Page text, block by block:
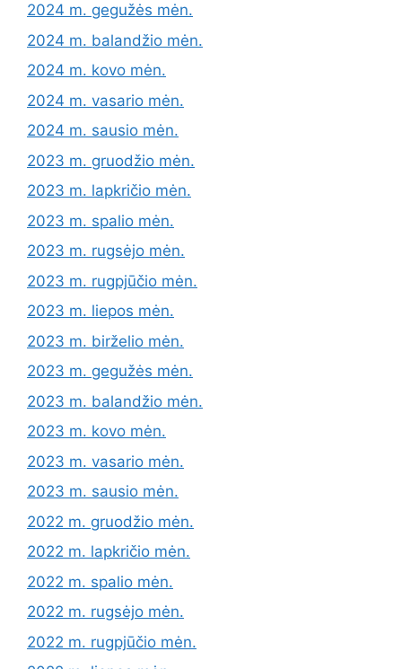
2024 m. gegužės mėn.
2024 m. balandžio mėn.
2024 m. kovo mėn.
2024 m. vasario mėn.
2024 m. sausio mėn.
2023 m. gruodžio mėn.
2023 m. lapkričio mėn.
2023 m. spalio mėn.
2023 m. rugsėjo mėn.
2023 m. rugpjūčio mėn.
2023 m. liepos mėn.
2023 m. birželio mėn.
2023 m. gegužės mėn.
2023 m. balandžio mėn.
2023 m. kovo mėn.
2023 m. vasario mėn.
2023 m. sausio mėn.
2022 m. gruodžio mėn.
2022 m. lapkričio mėn.
2022 m. spalio mėn.
2022 m. rugsėjo mėn.
2022 m. rugpjūčio mėn.